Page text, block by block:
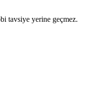
tavsiye yerine geçmez.